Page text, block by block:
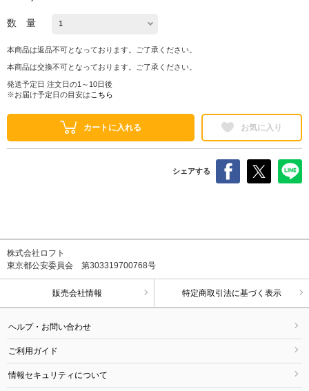
数 量
本商品は返品不可となっております。ご了承ください。
本商品は交換不可となっております。ご了承ください。
発送予定日 注文日の1～10日後
※お届け予定日の目安は こちら
カートに入れる お気に入り
シェアする
株式会社ロフト
東京都公安委員会 第303319700768号
販売会社情報 特定商取引法に基づく表示
ヘルプ・お問い合わせ
ご利用ガイド
情報セキュリティについて